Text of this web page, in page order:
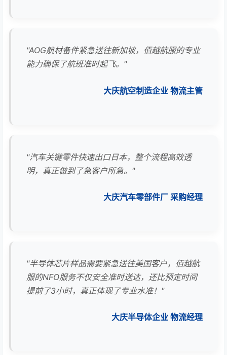
"AOG航材备件紧急送往新加坡，佰越航服的专业
能力确保了航班准时起飞。"
大庆航空制造企业 物流主管
"汽车关键零件快速出口日本，整个流程高效透
明，真正做到了急客户所急。"
大庆汽车零部件厂 采购经理
"半导体芯片样品需要紧急送往美国客户，佰越航
服的NFO服务不仅安全准时送达，还比预定时间
提前了3小时，真正体现了专业水准！"
大庆半导体企业 物流经理